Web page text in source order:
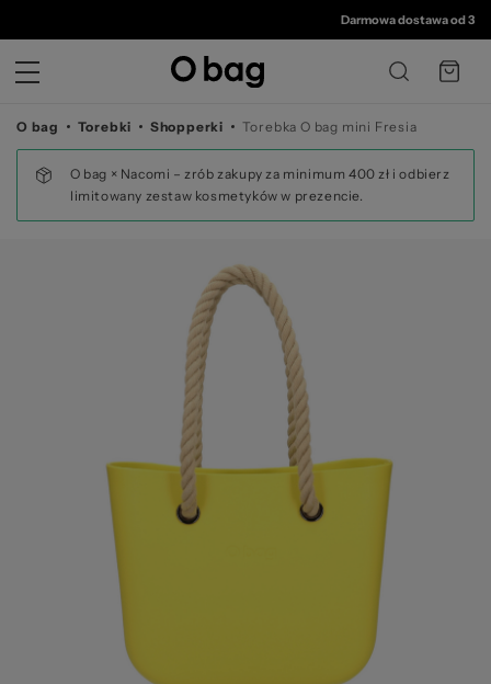
©
Darmowa dostawa od 350 zł•30
O bag Torebki Shopperki Torebka O bag mini Fresia
O bag × Nacomi – zrób zakupy za minimum 400 zł i odbierz
limitowany zestaw kosmetyków w prezencie.